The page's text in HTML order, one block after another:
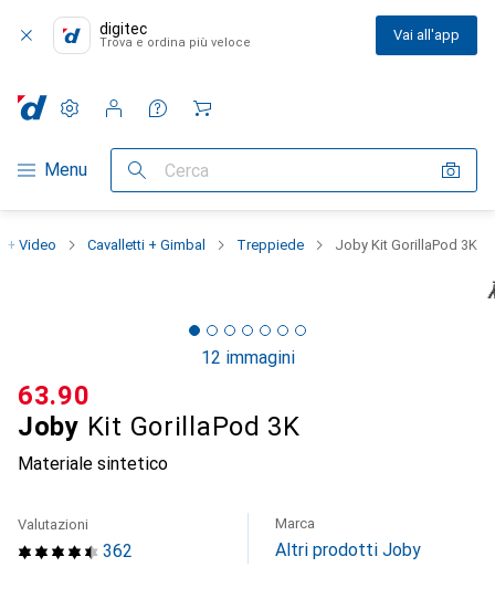
digitec
Trova e ordina più veloce Vai all'app
Categoria Navigazione
Menu Cerca
Impostazioni
Conto cliente
Liste di confronto
Liste dei desideri
Carrello
+ Video Cavalletti + Gimbal Treppiede Joby Kit GorillaPod 3K
12 immagini
Joby Kit GorillaPod 3K
Materiale sintetico
CHF
63.90
362
Valutazioni Marca
Altri prodotti Joby